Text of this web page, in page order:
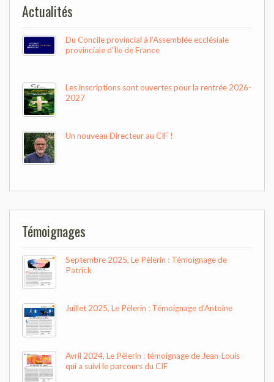
Actualités
Du Concile provincial à l’Assemblée ecclésiale
provinciale d’Île de France
Les inscriptions sont ouvertes pour la rentrée 2026-
2027
Un nouveau Directeur au CIF !
Témoignages
Septembre 2025, Le Pèlerin : Témoignage de
Patrick
Juillet 2025, Le Pèlerin : Témoignage d’Antoine
Avril 2024, Le Pèlerin : témoignage de Jean-Louis
qui a suivi le parcours du CIF